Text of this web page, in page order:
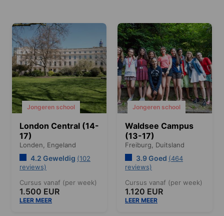
Jongeren school
London Central (14-
17)
Londen, Engeland
4.2 Geweldig (102
reviews)
Cursus vanaf (per week)
1.500 EUR
LEER MEER
Jongeren school
Waldsee Campus
(13-17)
Freiburg, Duitsland
3.9 Goed (464
reviews)
Cursus vanaf (per week)
1.120 EUR
LEER MEER